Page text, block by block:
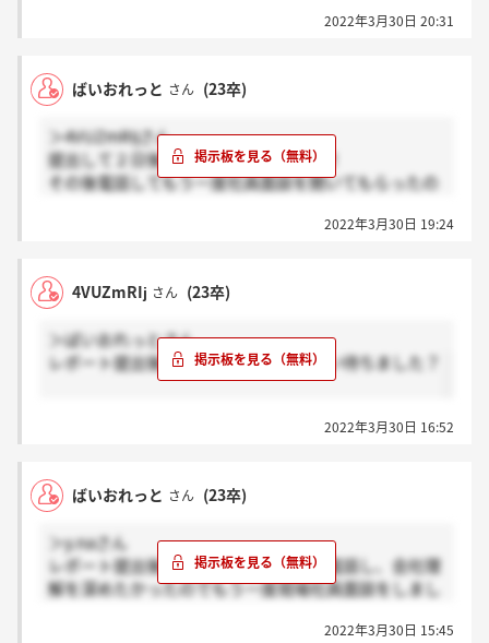
2022年3月30日 20:31
ばいおれっと さん (23卒)
＞4VUZmRIjさん
提出して２日後にはラインが来ました！
その後電話してもう一度社員面談を開いてもらったの
レポート提出してから2度目の社員面談までは一週間
2022年3月30日 19:24
4VUZmRIj さん (23卒)
＞ばいおれっとさん
レポート提出後次の案内までどのくらい待ちました？
2022年3月30日 16:52
ばいおれっと さん (23卒)
＞y.naさん
レポート提出後リクルーターの方とお電話し、会社理
解を深めたかったのでもう一度現場社員面談をしまし
2022年3月30日 15:45